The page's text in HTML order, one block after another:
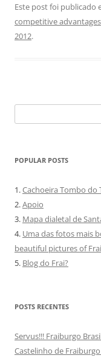
Este post foi publicado
competitive advantages
2012.
por:
POPULAR POSTS
1.Cachoeira Tombo do
2.Apoio
3. Mapa dialetal de
4. Uma das fotos mais
beautiful pictures of
5. Blog do Frai?
POSTS RECENTES
Servus!!! Fraiburgo
Castelinho de